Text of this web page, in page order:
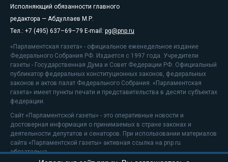
Исполняющий обязанности главного
редактора — Абдуллаев М.Р.
Тел.: +7 (495) 637–69–79 E-mail: pg@pnp.ru
«Парламентская газета» - официальное еженедельное издание
Федерального Собрания РФ. Издается с 1997 года. Учредители
газеты - Государственная Дума и Совет Федерации РФ. Официальный
публикатор федеральных конституционных законов, федеральных
законов и актов палат Федерального Собрания. «Парламентская
газета» имеет пункты печати и представительства в десяти субъектах
федерации.
Сайт «Парламентской газеты» - это оперативные новости и
достоверная информация о принимаемых в стране законах и
деятельности депутатов и сенаторов. При использовании материалов
сайта «Парламентской газеты» активная ссылка на pnp.ru
обязательна.